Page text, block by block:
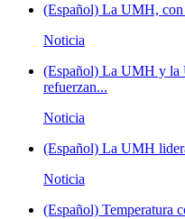
(Español) La UMH, con
Noticia
(Español) La UMH y la
refuerzan...
Noticia
(Español) La UMH
Noticia
(Español) Temperatura